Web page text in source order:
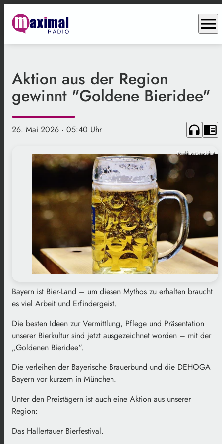
menu
Aktion aus der Region
gewinnt "Goldene Bieridee"
26. Mai 2026 · 05:40 Uhr headphones chrome_reader_mode
FunkhausLandshut
Bayern ist Bier-Land – um diesen Mythos zu erhalten braucht
es viel Arbeit und Erfindergeist.
Die besten Ideen zur Vermittlung, Pflege und Präsentation
unserer Bierkultur sind jetzt ausgezeichnet worden – mit der
„Goldenen Bieridee“.
Die verleihen der Bayerische Brauerbund und die DEHOGA
Bayern vor kurzem in München.
Unter den Preistägern ist auch eine Aktion aus unserer
Region:
Das Hallertauer Bierfestival.